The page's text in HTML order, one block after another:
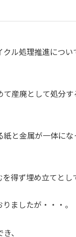
ル処理推進につい
産廃として処分す
と金属が一体にな
得ず埋め立てと
ましたが・・・。
、